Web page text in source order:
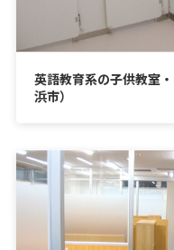
英語教育系の子供教室
浜市）